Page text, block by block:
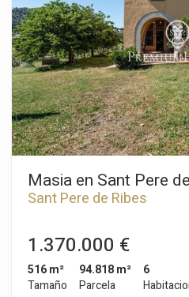
misma se compone de tres
individual. Dos baños completos
dormitorios. El adosado cuenta con un trastero y una zona de
lavandería. La comunidad cuenta con jardines y una piscina
comunitaria El barrio de Vallpineda de Sant Pere de Ribes se
caracteriza por contar con
de mucha tranquilidad durante
barrio encontramos el
of Barcelona) y una zona social
tennis.
Masia en Sant Pere
Sant Pere de Ribes
1.370.000 €
516 m²
Tamaño
94.818 m²
Parcela
6